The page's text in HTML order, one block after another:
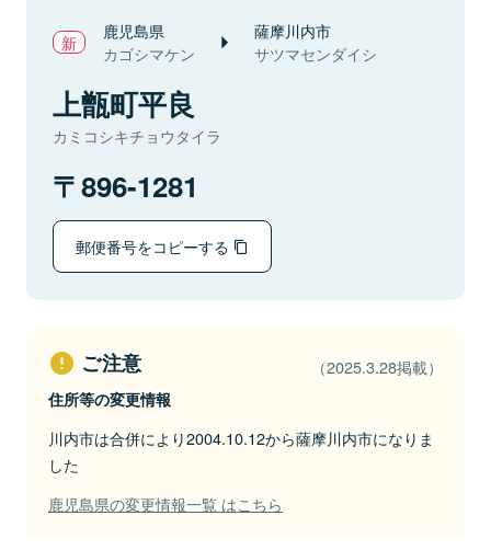
鹿児島県
カゴシマケン
薩摩川内市
サツマセンダイシ
上甑町平良
カミコシキチョウタイラ
896-1281
郵便番号をコピーする
ご注意 （2025.3.28掲載）
住所等の変更情報
川内市は合併により2004.10.12から薩摩川内市になりま
した
鹿児島県の変更情報一覧 はこちら